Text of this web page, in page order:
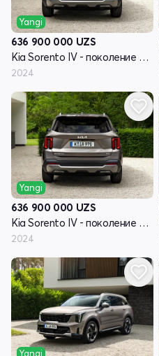
Yangi
636 900 000 UZS
Kia Sorento IV - поколение рестайлинг
2024
Yangi
636 900 000 UZS
Kia Sorento IV - поколение рестайлинг
2024
Yangi